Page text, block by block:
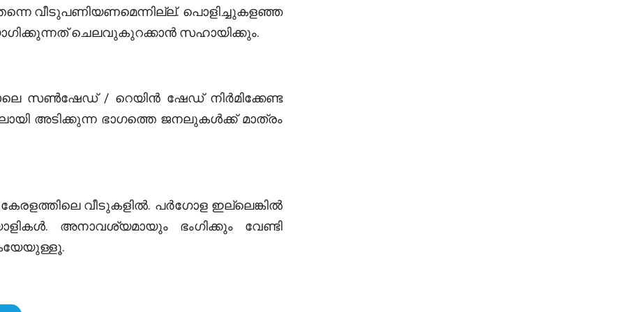
വീടുപണിയണമെന്നില്ല്. പൊളിച്ചുകളഞ്ഞ
ചെലവുകുറക്കാന്‍ സഹായിക്കും.
സണ്‍ഷേഡ് / റെയിന്‍ ഷേഡ് നിര്‍മിക്കേണ്ട
അടിക്കുന്ന ഭാഗത്തെ ജനലുകള്‍ക്ക് മാത്രം
വീടുകളില്‍. പര്‍ഗോള ഇല്ലെങ്കില്‍
അനാവശ്യമായും ഭംഗിക്കും വേണ്ടി